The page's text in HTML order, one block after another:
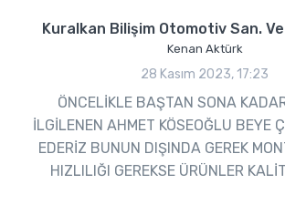
Kuralkan Bilişim Otomotiv San. Ve
Kenan Aktürk
28 Kasım 2023, 17:23
ÖNCELİKLE BAŞTAN SONA
İLGİLENEN AHMET KÖSEOĞLU BEYE
EDERİZ BUNUN DIŞINDA GEREK
HIZLILIĞI GEREKSE ÜRÜNLER